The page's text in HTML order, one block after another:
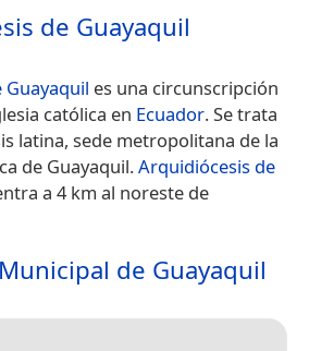
de Guayaquil
es una circunscripción
católica en Ecuador. Se trata
latina, sede metropolitana de la
de Guayaquil.Arquidiócesis de
a 4 km al noreste de
de Guayaquil